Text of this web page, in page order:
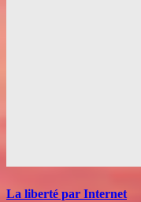
La liberté par Internet